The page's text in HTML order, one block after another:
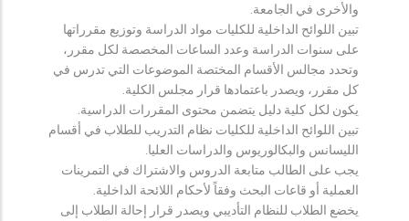
والأخرى في الجامعة.
تبين اللوائح الداخلية للكليات مواد الدراسة وتوزيع مقرراتها
على سنوات الدراسة وعدد الساعات المخصصة لكل مقرر،
وتحدد مجالس الأقسام المختصة الموضوعات التي تدرس في
كل مقرر، ويصدر باعتمادها قرار مجلس الكلية.
يكون لكل كلية دليل يتضمن محتوى المقررات الدراسية.
تبين اللوائح الداخلية للكليات نظام التدريب للطلاب في أقسام
الليسانس والبكالوريوس والدراسات العليا.
يجب على الطالب متابعة الدروس والاشتراك في التمرينات
العملية أو قاعات البحث وفقاً لأحكام اللائحة الداخلية.
يخضع الطلاب للنظام التأديبي ويصدر قرار إحالة الطلاب إلى